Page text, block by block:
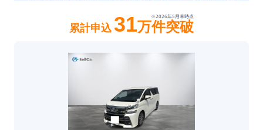
※2026年5月末時点
累計申込 31万件突破